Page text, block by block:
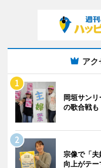
アク
岡垣サン
の歌合戦も
宗像で「
向上がテー